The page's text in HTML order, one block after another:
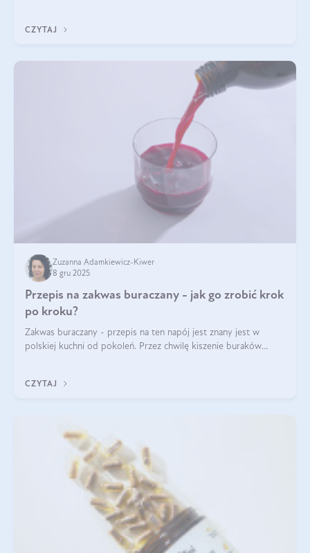
CZYTAJ
Zuzanna Adamkiewicz-Kiwer
8 gru 2025
Przepis na zakwas buraczany - jak go zrobić krok
po kroku?
Zakwas buraczany - przepis na ten napój jest znany jest w
polskiej kuchni od pokoleń. Przez chwilę kiszenie buraków
CZYTAJ